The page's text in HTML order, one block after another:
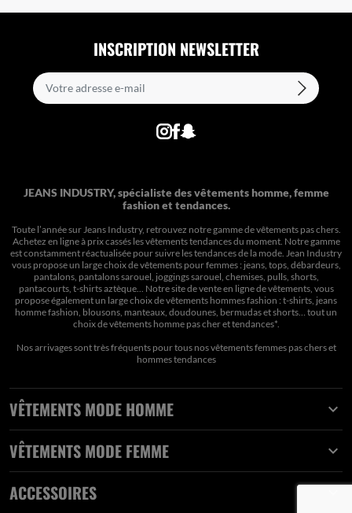
INSCRIPTION NEWSLETTER
JEANS INDUSTRY, spécialiste des vêtements homme, femme
fashion et tendances.
Toute l’année sur Jeans Industry, retrouvez notre gamme de vêtements pas chers.
Achetez en ligne à prix cassés les vêtements tendances du moment. Notre gamme
est constamment réactualisée pour suivre les tendances de la mode. Jean Industry
vous propose un large choix de vêtements pour femmes : jeans, tops, débardeurs,
pantalons, pantalons sarouel, joggings sarouel, chemises, pulls, shorts,
pantacourts, t-shirts aztèque... Notre site de vente en ligne de vêtements, vous
propose également un large choix de vêtements hommes fashion : t-shirts, jeans
homme fashion, blousons, manteaux, doudounes, bermudas et shorts… tout un
choix devêtements homme pas cher et tendances*.
Nos arrivages sont très fréquents pour tous nosvêtements femmes pas cherset
hommes tendances
VÊTEMENTS MODE HOMME 
VÊTEMENTS MODE FEMME 
ACCESSOIRES